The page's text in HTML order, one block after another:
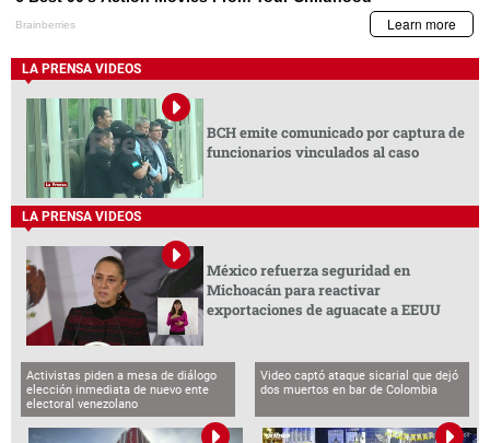
LA PRENSA VIDEOS
BCH emite comunicado por captura de
funcionarios vinculados al caso
LA PRENSA VIDEOS
México refuerza seguridad en
Michoacán para reactivar
exportaciones de aguacate a EEUU
Activistas piden a mesa de diálogo
elección inmediata de nuevo ente
electoral venezolano
Video captó ataque sicarial que dejó
dos muertos en bar de Colombia